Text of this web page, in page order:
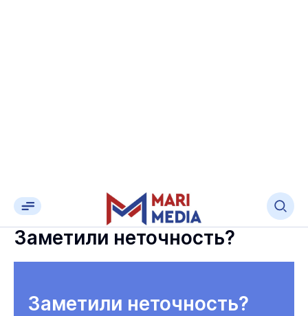
Заметили неточность?
Заметили неточность?